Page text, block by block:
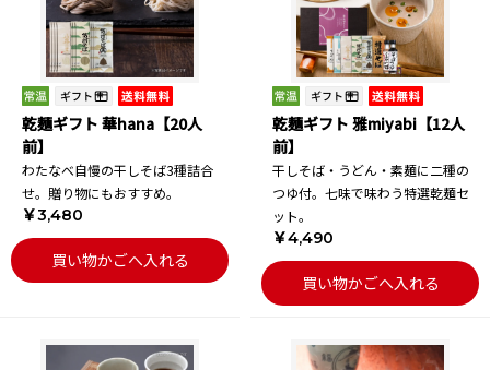
乾麺ギフト 華hana【20人
前】
わたなべ自慢の干しそば3種詰合
せ。贈り物にもおすすめ。
￥3,480
買い物かごへ入れる
乾麺ギフト 雅miyabi【12人
前】
干しそば・うどん・素麺に二種の
つゆ付。七味で味わう特選乾麺セ
ット。
￥4,490
買い物かごへ入れる